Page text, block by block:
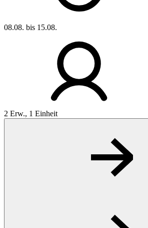
08.08. bis 15.08.
2 Erw., 1 Einheit